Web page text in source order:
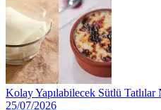
Kolay Yapılabilecek Sütlü Tatlılar
25/07/2026